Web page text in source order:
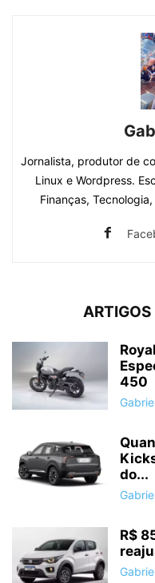
Jornalista, produtor de
Linux e Wordpress.
Finanças,
450
do...
R$